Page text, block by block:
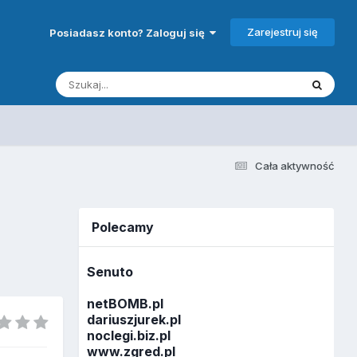
Posiadasz konto? Zaloguj się Zarejestruj się
Cała aktywność
Polecamy
Senuto
netBOMB.pl
dariuszjurek.pl
noclegi.biz.pl
www.zgred.pl